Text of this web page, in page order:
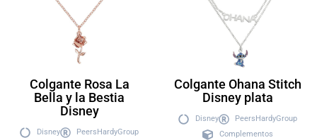
Colgante Rosa La
Bella y la Bestia
Disney
Disney
PeersHardyGroup
Colgante Ohana Stitch
Disney plata
Disney
PeersHardyGroup
Complementos